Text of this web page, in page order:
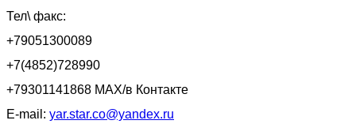
Тел\ факс:
+79051300089
+7(4852)728990
+79301141868 MAX/в Контакте
E-mail: yar.star.co@yandex.ru